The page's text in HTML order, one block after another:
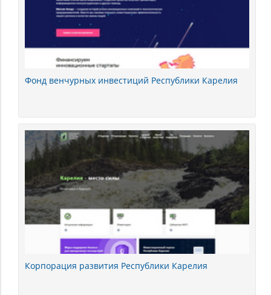
Фонд венчурных инвестиций Республики Карелия
Корпорация развития Республики Карелия